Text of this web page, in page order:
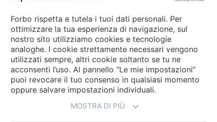
Seleziona una nazione
Seleziona una nazione
Forbo rispetta e tutela i tuoi dati personali. Per
ottimizzare la tua esperienza di navigazione, sul
nostro sito utilizziamo cookies e tecnologie
analoghe. I cookie strettamente necessari vengono
utilizzati sempre, altri cookie soltanto se tu ne
acconsenti l’uso. Al pannello “Le mie impostazioni”
puoi revocare il tuo consenso in qualsiasi momento
oppure salvare impostazioni individuali.
MOSTRA DI PIÙ